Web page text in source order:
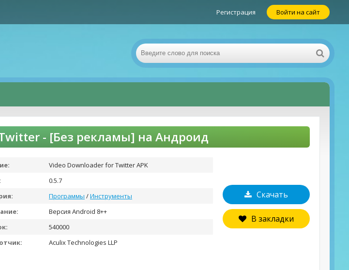
Регистрация Войти на сайт
- [Без рекламы] на Андроид
Скачать
В закладки
Video Downloader for Twitter APK
0.5.7
Программы /Инструменты
Версия Android 8++
540000
Aculix Technologies LLP